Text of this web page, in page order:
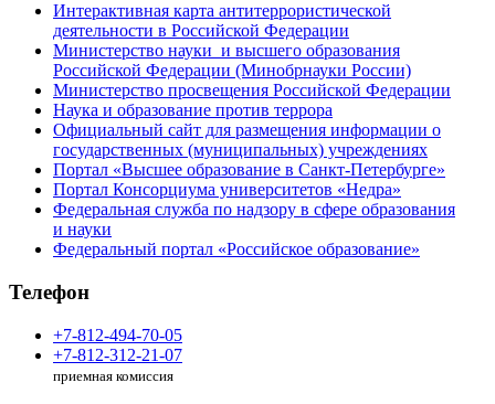
Интерактивная карта антитеррористической
деятельности в Российской Федерации
Министерство науки и высшего образования
Российской Федерации (Минобрнауки России)
Министерство просвещения Российской Федерации
Наука и образование против террора
Официальный сайт для размещения информации о
государственных (муниципальных) учреждениях
Портал «Высшее образование в Санкт-Петербурге»
Портал Консорциума университетов «Недра»
Федеральная служба по надзору в сфере образования
и науки
Федеральный портал «Российское образование»
Телефон
+7-812-494-70-05
+7-812-312-21-07
приемная комиссия